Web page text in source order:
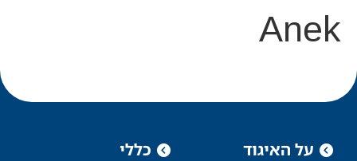
Anek
על האיגוד כללי